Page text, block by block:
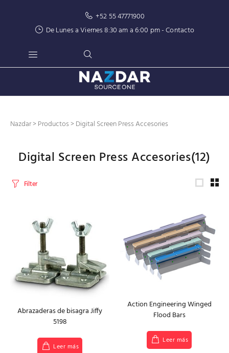
+52 55 47771900
De Lunes a Viernes 8:30 am a 6:00 pm -Contacto
Nazdar>Productos>Digital Screen Press Accesories
Digital Screen Press Accesories(12)
Filter
Abrazaderas de bisagra Jiffy
5198
Leer más
Action Engineering Winged
Flood Bars
Leer más